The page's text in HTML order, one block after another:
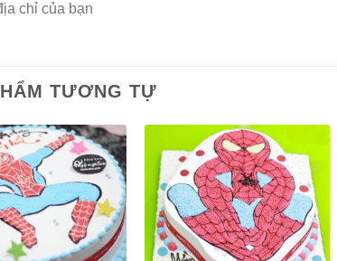
chỉ của bạn
TƯƠNG TỰ